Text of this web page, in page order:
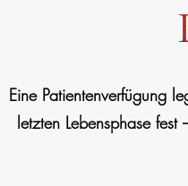
Eine Patientenverfügung
letzten Lebensphase